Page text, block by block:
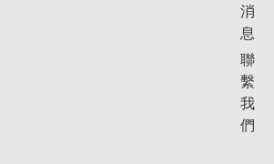
消
息
聯
繫
我
們